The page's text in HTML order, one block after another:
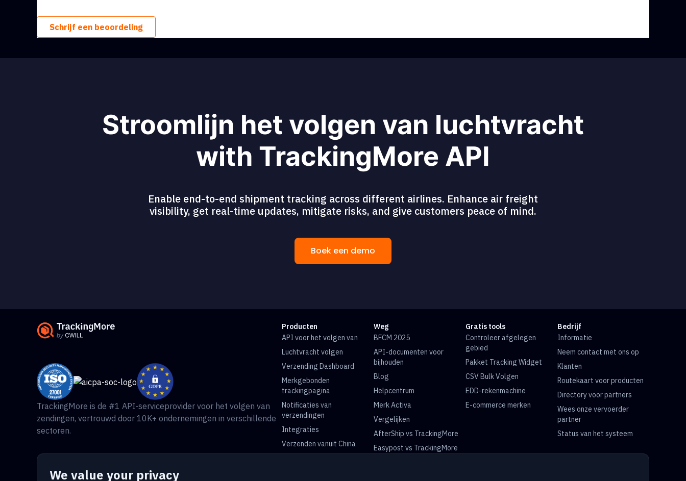
Schrijf een beoordeling
Stroomlijn het volgen van luchtvracht
with TrackingMore API
Enable end-to-end shipment tracking across different airlines. Enhance air freight
visibility, get real-time updates, mitigate risks, and give customers peace of mind.
Boek een demo
We value your privacy
TrackingMore is de #1 API-serviceprovider voor het volgen van
zendingen, vertrouwd door 10K+ ondernemingen in verschillende
sectoren.
Producten
API voor het volgen van
Luchtvracht volgen
Verzending Dashboard
Merkgebonden
trackingpagina
Notificaties van
verzendingen
Integraties
Verzenden vanuit China
Weg
BFCM 2025
API-documenten voor
bijhouden
Blog
Helpcentrum
Merk Activa
Vergelijken
AfterShip vs TrackingMore
Easypost vs TrackingMore
Gratis tools
Controleer afgelegen
gebied
Pakket Tracking Widget
CSV Bulk Volgen
EDD-rekenmachine
E-commerce merken
Bedrijf
Informatie
Neem contact met ons op
Klanten
Routekaart voor producten
Directory voor partners
Wees onze vervoerder
partner
Status van het systeem